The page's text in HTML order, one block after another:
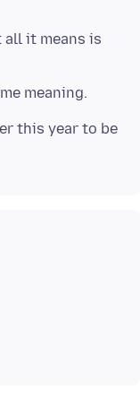
all it means is
this year to be